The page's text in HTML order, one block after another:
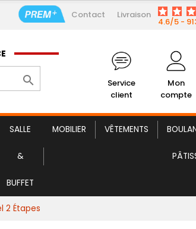
Contact Livraison
4.6/5 -

Service
client
Mon
compte
SALLE
&
BUFFET
MOBILIER VÊTEMENTS
Aiguiseur Manuel
2 Étapes